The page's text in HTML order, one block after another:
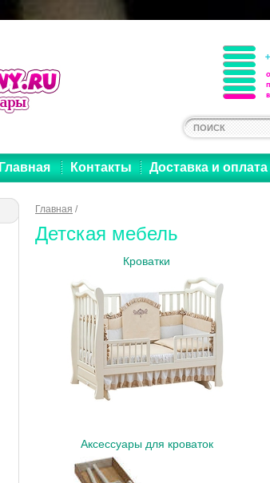
Главная Контакты Доставка и оплата
Главная /
Детская мебель
Кроватки
Аксессуары для кроваток